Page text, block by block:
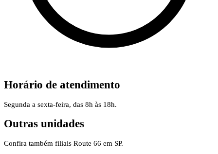
Horário de atendimento
Segunda a sexta-feira, das 8h às 18h.
Outras unidades
Confira também filiais Route 66 em SP.